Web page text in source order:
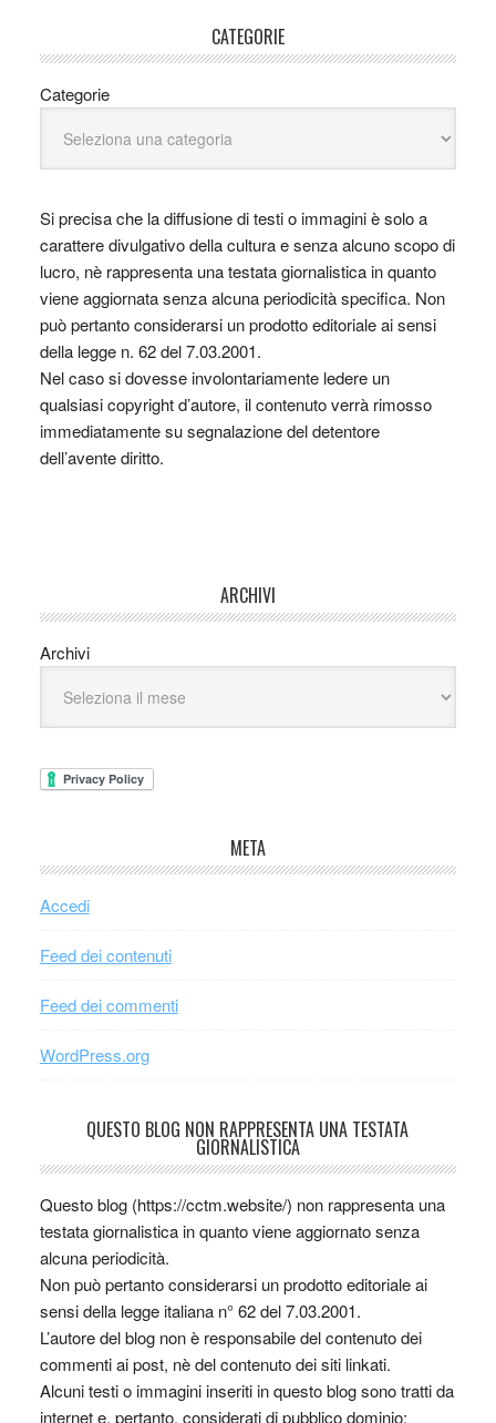
CATEGORIE
Categorie
Si precisa che la diffusione di testi o immagini è solo a
carattere divulgativo della cultura e senza alcuno scopo di
lucro, nè rappresenta una testata giornalistica in quanto
viene aggiornata senza alcuna periodicità specifica. Non
può pertanto considerarsi un prodotto editoriale ai sensi
della legge n. 62 del 7.03.2001.
Nel caso si dovesse involontariamente ledere un
qualsiasi copyright d’autore, il contenuto verrà rimosso
immediatamente su segnalazione del detentore
dell’avente diritto.
ARCHIVI
Archivi
META
Accedi
Feed dei contenuti
Feed dei commenti
WordPress.org
QUESTO BLOG NON RAPPRESENTA UNA TESTATA
GIORNALISTICA
Questo blog (https://cctm.website/) non rappresenta una
testata giornalistica in quanto viene aggiornato senza
alcuna periodicità.
Non può pertanto considerarsi un prodotto editoriale ai
sensi della legge italiana n° 62 del 7.03.2001.
L’autore del blog non è responsabile del contenuto dei
commenti ai post, nè del contenuto dei siti linkati.
Alcuni testi o immagini inseriti in questo blog sono tratti da
internet e, pertanto, considerati di pubblico dominio;